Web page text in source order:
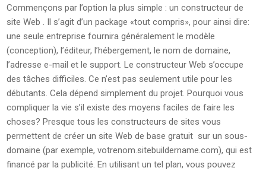
Commençons par l’option la plus simple : un constructeur de
site Web . Il s’agit d’un package «tout compris», pour ainsi dire:
une seule entreprise fournira généralement le modèle
(conception), l’éditeur, l’hébergement, le nom de domaine,
l’adresse e-mail et le support. Le constructeur Web s’occupe
des tâches difficiles. Ce n’est pas seulement utile pour les
débutants. Cela dépend simplement du projet. Pourquoi vous
compliquer la vie s’il existe des moyens faciles de faire les
choses? Presque tous les constructeurs de sites vous
permettent de créer un site Web de base gratuit sur un sous-
domaine (par exemple, votrenom.sitebuildername.com), qui est
financé par la publicité. En utilisant un tel plan, vous pouvez